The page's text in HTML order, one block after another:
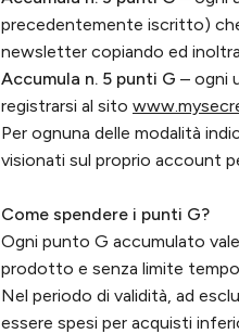
precedentemente iscritto)
newsletter copiando ed
Accumula n. 5 punti G – ogni
registrarsi al sito
Per ognuna delle modalità
visionati sul proprio account
Come spendere i punti G?
Ogni punto G accumulato
prodotto e senza limite
Nel periodo di validità, ad
essere spesi per acquisti